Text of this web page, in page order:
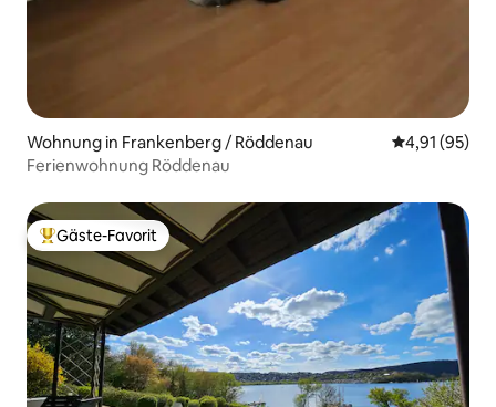
Wohnung in Frankenberg / Röddenau
4,91 (95)
Ferienwohnung Röddenau
Beliebter Gäste-Favorit.
Gäste-Favorit